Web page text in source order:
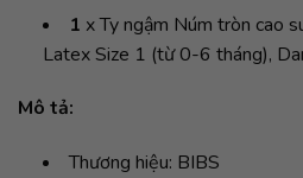
1 x Ty ngậm Núm tròn cao
Latex Size 1 (từ 0-6 tháng),
Mô tả:
Thương hiệu: BIBS